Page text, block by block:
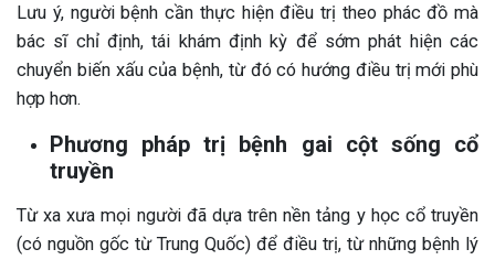
Lưu ý, người bệnh cần thực hiện điều trị theo phác đồ mà
bác sĩ chỉ định, tái khám định kỳ để sớm phát hiện các
chuyển biến xấu của bệnh, từ đó có hướng điều trị mới phù
hợp hơn.
Phương pháp trị bệnh gai cột sống cổ
truyền
Từ xa xưa mọi người đã dựa trên nền tảng y học cổ truyền
(có nguồn gốc từ Trung Quốc) để điều trị, từ những bệnh lý